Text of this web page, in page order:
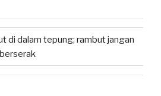
di dalam tepung; rambut jangan